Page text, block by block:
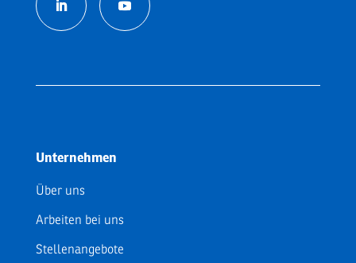
Unternehmen
Über uns
Arbeiten bei uns
Stellenangebote